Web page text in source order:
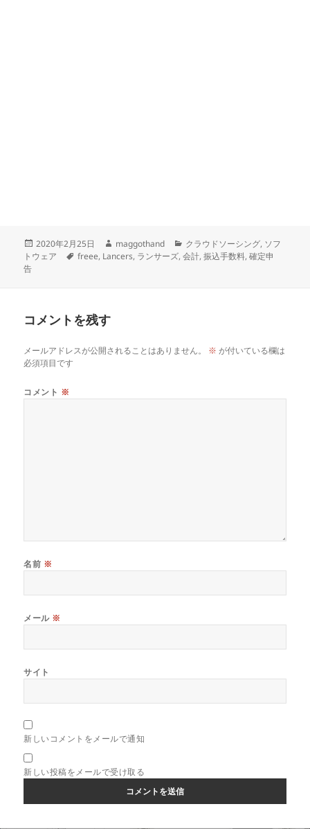
投
稿
2020年2月25日
作
成
maggothand
カ
テ
クラウドソーシング, ソフ
トウェア
タ
freee, Lancers, ランサーズ,会計,振込手数料,確定申
告
コメントを残す
メールアドレスが公開されることはありません。 ※ が付いている欄は
必須項目です
コメント ※
名前 ※
メール ※
サイト
新しいコメントをメールで通知
新しい投稿をメールで受け取る